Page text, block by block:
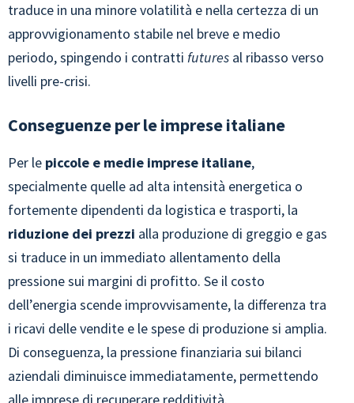
traduce in una minore volatilità e nella certezza di un
approvvigionamento stabile nel breve e medio
periodo, spingendo i contratti futures al ribasso verso
livelli pre-crisi.
Conseguenze per le imprese italiane
Per le piccole e medie imprese italiane,
specialmente quelle ad alta intensità energetica o
fortemente dipendenti da logistica e trasporti, la
riduzione dei prezzi alla produzione di greggio e gas
si traduce in un immediato allentamento della
pressione sui margini di profitto. Se il costo
dell’energia scende improvvisamente, la differenza tra
i ricavi delle vendite e le spese di produzione si amplia.
Di conseguenza, la pressione finanziaria sui bilanci
aziendali diminuisce immediatamente, permettendo